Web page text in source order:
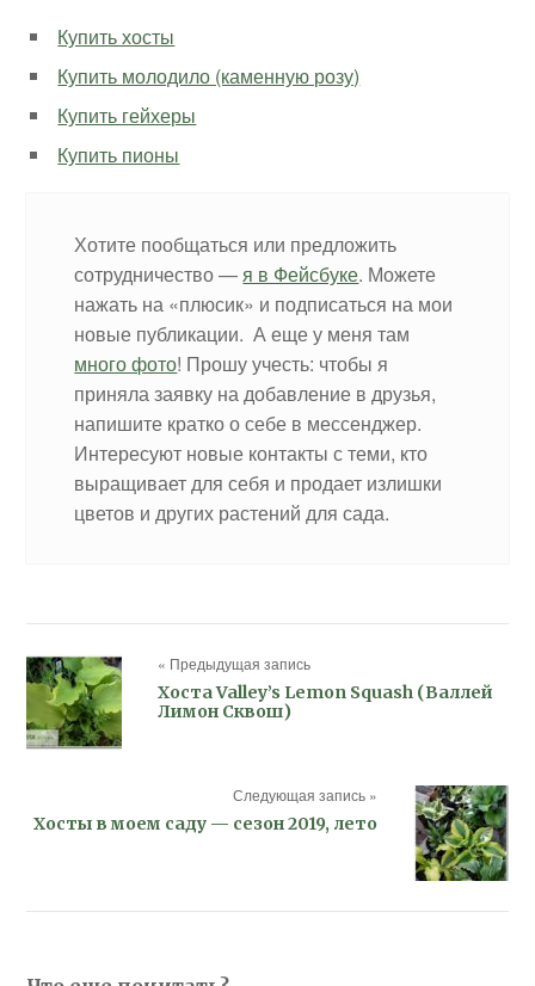
Купить хосты
Купить молодило (каменную розу)
Купить гейхеры
Купить пионы
Хотите пообщаться или предложить
сотрудничество —я в Фейсбуке. Можете
нажать на «плюсик» и подписаться на мои
новые публикации. А еще у меня там
много фото! Прошу учесть: чтобы я
приняла заявку на добавление в друзья,
напишите кратко о себе в мессенджер.
Интересуют новые контакты с теми, кто
выращивает для себя и продает излишки
цветов и других растений для сада.
« Предыдущая запись
Хоста Valley’s Lemon Squash (Валлей
Лимон Сквош)
Следующая запись »
Хосты в моем саду — сезон 2019, лето